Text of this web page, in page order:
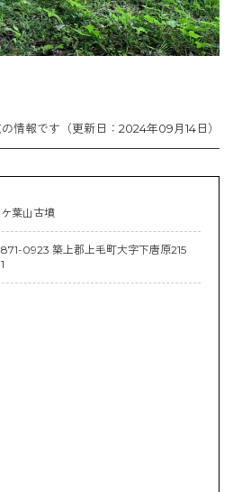
情報です（更新日：2024年09月14日）
葉山古墳
871-0923 築上郡上毛町大字下唐原215